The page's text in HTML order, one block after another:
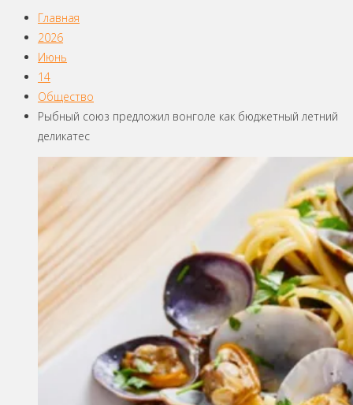
Главная
2026
Июнь
14
Общество
Рыбный союз предложил вонголе как бюджетный летний
деликатес